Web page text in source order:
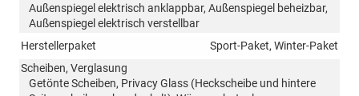
Außenspiegel elektrisch anklappbar, Außenspiegel beheizbar,
Außenspiegel elektrisch verstellbar
Herstellerpaket
Sport-Paket, Winter-Paket
Scheiben, Verglasung
Getönte Scheiben, Privacy Glass (Heckscheibe und hintere